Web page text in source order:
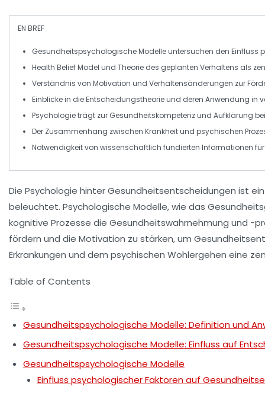
EN BREF
Gesundheitspsychologische Modelleuntersuchen den Einfluss
Health Belief Model und Theorie des geplanten Verhaltens als
Verständnis von Motivation und Verhaltensänderungen zur
Einblicke in dieEntscheidungstheorieund deren Anwendung in
Psychologie trägt zur Gesundheitskompetenzund Aufklärung
Der Zusammenhang zwischen Krankheitund psychischen
Notwendigkeit von wissenschaftlich fundierten Informationen
Die Psychologie hinterGesundheitsentscheidungen ist
beleuchtet. Psychologische Modelle, wie das
kognitive Prozesse die Gesundheitswahrnehmung und -
fördern und die Motivation zu stärken, um
Erkrankungen und dem psychischen Wohlergehen eine
Table of Contents
Gesundheitspsychologische Modelle: Definition und
Gesundheitspsychologische Modelle: Einfluss auf
Gesundheitspsychologische Modelle
Einfluss psychologischer Faktoren auf